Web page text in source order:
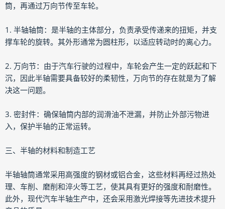
筒，再通过万向节传至车轮。
1. 半轴轴筒：是半轴的主体部分，负责承受传递来的扭矩，并支
撑车轮的旋转。其外形通常为圆柱形，以适应转动时的离心力。
2. 万向节：由于汽车行驶的过程中，车轮会产生一定的跃起和下
沉，因此半轴需要具备较好的柔韧性，万向节的存在就是为了解
决这一问题。
3. 密封件：确保轴筒内部的润滑油不泄漏，并防止外部污物进
入，保护半轴的正常运转。
三、半轴的材料和制造工艺
半轴轴筒通常采用高强度的钢材或铝合金，这些材料再经过热处
理、车削、磨削和淬火等工艺，使其具有更好的强度和耐磨性。
此外，现代汽车半轴生产中，还会采用激光焊接等先进技术提升